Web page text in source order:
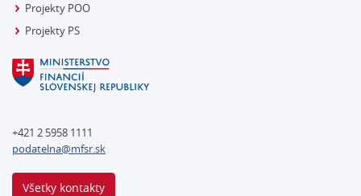
Projekty POO
Projekty PS
+421 2 5958 1111
podatelna@mfsr.sk
Všetky kontakty